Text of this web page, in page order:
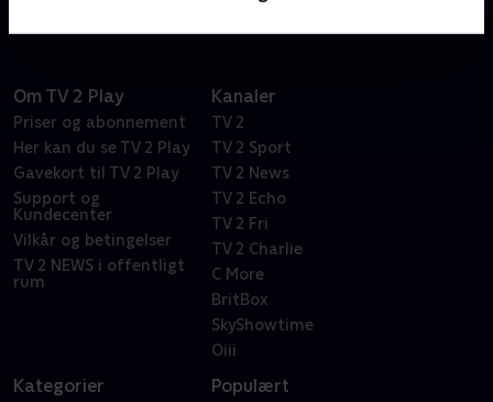
Om TV 2 Play
Priser og abonnement
Her kan du se TV 2 Play
Gavekort til TV 2 Play
Support og
Kundecenter
Vilkår og betingelser
TV 2 NEWS i offentligt
rum
Kanaler
TV 2
TV 2 Sport
TV 2 News
TV 2 Echo
TV 2 Fri
TV 2 Charlie
C More
BritBox
SkyShowtime
Oiii
Kategorier Populært